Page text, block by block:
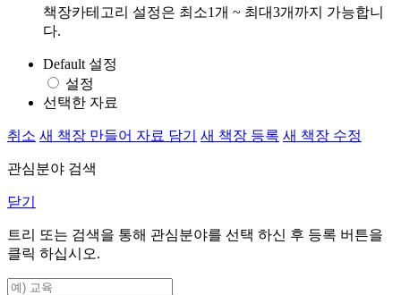
책장카테고리 설정은 최소1개 ~ 최대3개까지 가능합니
다.
Default 설정
설정
선택한 자료
취소 새 책장 만들어 자료 담기 새 책장 등록 새 책장 수정
관심분야 검색
닫기
트리 또는 검색을 통해 관심분야를 선택 하신 후 등록 버튼을
클릭 하십시오.